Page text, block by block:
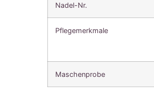
Nadel-Nr.
Pflegemerkmale
Maschenprobe